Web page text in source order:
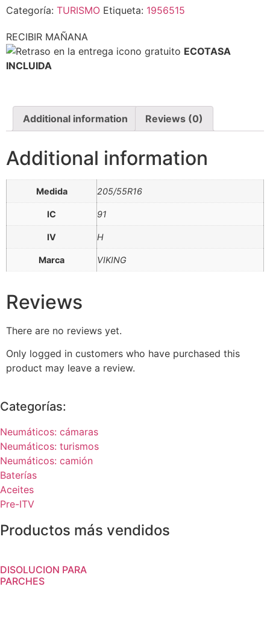
Categoría: TURISMO Etiqueta: 1956515
RECIBIR MAÑANA
ECOTASA
INCLUIDA
Additional information Reviews (0)
Additional information
Medida 205/55R16
IC 91
IV H
Marca VIKING
Reviews
There are no reviews yet.
Only logged in customers who have purchased this
product may leave a review.
Categorías:
Neumáticos: cámaras
Neumáticos: turismos
Neumáticos: camión
Baterías
Aceites
Pre-ITV
Productos más vendidos
DISOLUCION PARA
PARCHES